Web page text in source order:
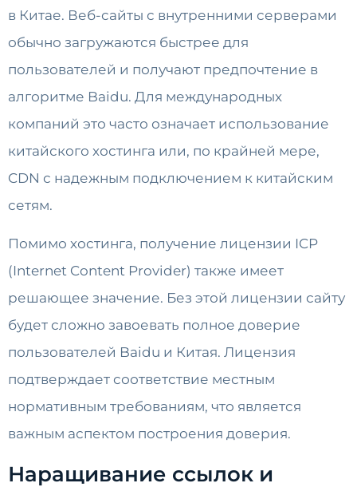
в Китае. Веб-сайты с внутренними серверами
обычно загружаются быстрее для
пользователей и получают предпочтение в
алгоритме Baidu. Для международных
компаний это часто означает использование
китайского хостинга или, по крайней мере,
CDN с надежным подключением к китайским
сетям.
Помимо хостинга, получение лицензии ICP
(Internet Content Provider) также имеет
решающее значение. Без этой лицензии сайту
будет сложно завоевать полное доверие
пользователей Baidu и Китая. Лицензия
подтверждает соответствие местным
нормативным требованиям, что является
важным аспектом построения доверия.
Наращивание ссылок и